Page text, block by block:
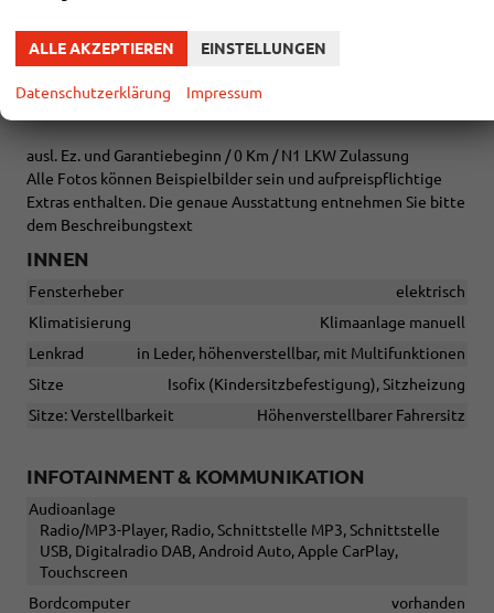
Lade-/Fahrgastraum
(9T1) Scheibenwaschdüsen beheizbar
(1G2) Reserverad in Fahrbereifung, Stahl
(ZCJ) Stahlräder 6,5 J x 16, in Schwarz
ausl. Ez. und Garantiebeginn / 0 Km / N1 LKW Zulassung
Alle Fotos können Beispielbilder sein und aufpreispflichtige
Extras enthalten. Die genaue Ausstattung entnehmen Sie bitte
dem Beschreibungstext
INNEN
Fensterheber
elektrisch
Klimatisierung
Klimaanlage manuell
Lenkrad
in Leder, höhenverstellbar, mit Multifunktionen
Sitze
Isofix (Kindersitzbefestigung), Sitzheizung
Sitze: Verstellbarkeit
Höhenverstellbarer Fahrersitz
INFOTAINMENT & KOMMUNIKATION
Audioanlage
Radio/MP3-Player, Radio, Schnittstelle MP3, Schnittstelle
USB, Digitalradio DAB, Android Auto, Apple CarPlay,
Touchscreen
Bordcomputer
vorhanden
ALLE AKZEPTIEREN EINSTELLUNGEN
Datenschutzerklärung Impressum